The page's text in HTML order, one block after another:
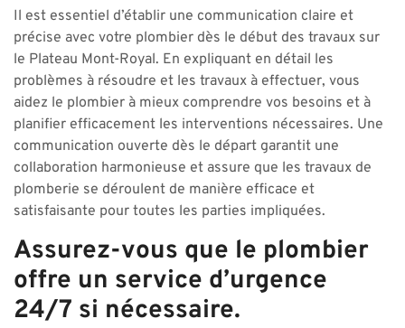
Il est essentiel d’établir une communication claire et
précise avec votre plombier dès le début des travaux sur
le Plateau Mont-Royal. En expliquant en détail les
problèmes à résoudre et les travaux à effectuer, vous
aidez le plombier à mieux comprendre vos besoins et à
planifier efficacement les interventions nécessaires. Une
communication ouverte dès le départ garantit une
collaboration harmonieuse et assure que les travaux de
plomberie se déroulent de manière efficace et
satisfaisante pour toutes les parties impliquées.
Assurez-vous que le plombier
offre un service d’urgence
24/7 si nécessaire.